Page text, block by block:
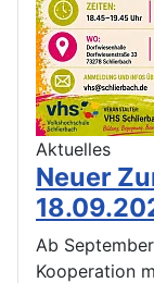
Aktuelles
Neuer
Ab
Kooperation